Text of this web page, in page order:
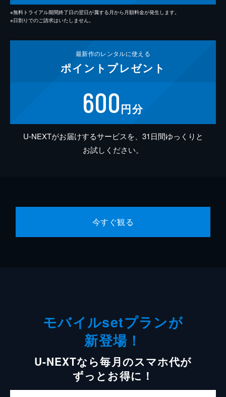
※無料トライアル期間終了日の翌日が属する月から月額料金が発生します。
※日割りでのご請求はいたしません。
最新作のレンタルに使える
ポイント プレゼント
600円分
U-NEXTがお届けするサービスを、31日間ゆっくりと
お試しください。
今すぐ観る
モバイルsetプランが
新登場！
U-NEXTなら毎月のスマホ代が
ずっとお得に！